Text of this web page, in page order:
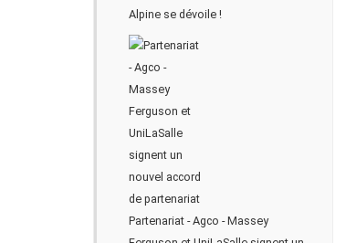
Alpine se dévoile !
Partenariat - Agco - Massey